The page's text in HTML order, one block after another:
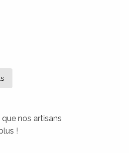
Art thermic
nos artisans
!